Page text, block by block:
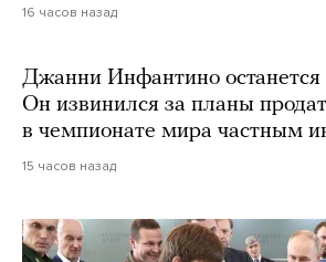
16 часов назад
Джанни Инфантино
Он извинился за планы
в чемпионате мира частным
15 часов назад